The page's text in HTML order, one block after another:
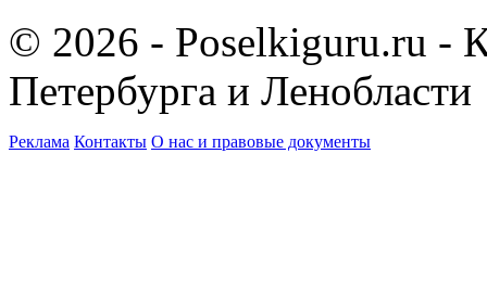
© 2026 - Poselkiguru.ru -
Петербурга и Ленобласти
Реклама Контакты О нас и правовые документы